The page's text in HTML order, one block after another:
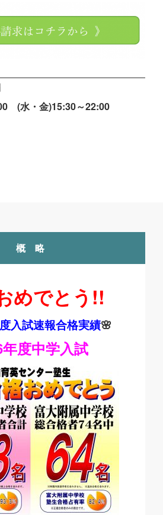
(水・金)15:30～22:00
概 略
めでとう!!
入試速報合格実績🌸
度中学入試